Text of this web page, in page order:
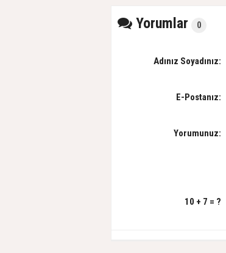
Yorumlar 0
Adınız Soyadınız:
E-Postanız:
Yorumunuz:
10 + 7 = ?